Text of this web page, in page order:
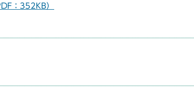
：352KB）